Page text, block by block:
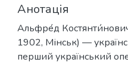
Анотація
Альфре́д
1902, Мінськ) —
перший український